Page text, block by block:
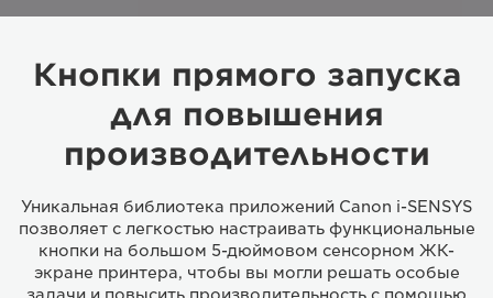
Кнопки прямого запуска
для повышения
производительности
Уникальная библиотека приложений Canon i-SENSYS
позволяет с легкостью настраивать функциональные
кнопки на большом 5-дюймовом сенсорном ЖК-
экране принтера, чтобы вы могли решать особые